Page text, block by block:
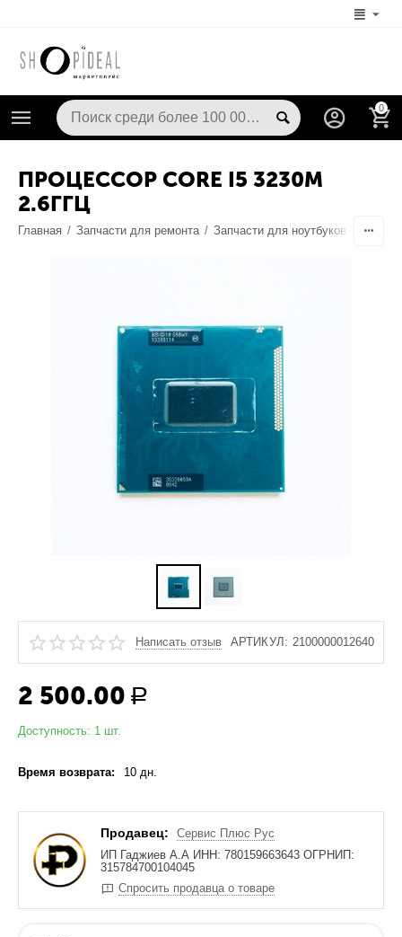
0
ПРОЦЕССОР CORE I5 3230M
2.6ГГЦ
Главная / Запчасти для ремонта / Запчасти для ноутбуков
Написать отзыв АРТИКУЛ: 2100000012640
2 500.00 Р
Доступность: 1 шт.
Время возврата: 10 дн.
Продавец:
Сервис Плюс Рус
ИП Гаджиев А.А ИНН: 780159663643 ОГРНИП:
315784700104045
Спросить продавца о товаре